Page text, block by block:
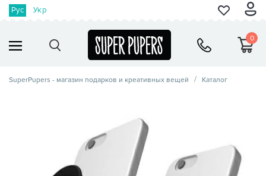
Рус Укр
0
SuperPupers - магазин подарков и креативных вещей Каталог